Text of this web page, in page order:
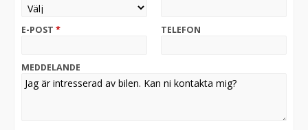
E-POST * TELEFON
MEDDELANDE